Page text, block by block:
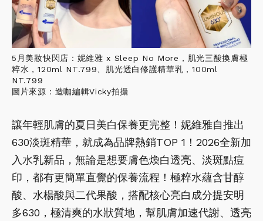
5月美妝快閃店：妮維雅 x Sleep No More，肌光三酸換膚極
粹水，120ml NT.799、肌光透白修護精華乳，100ml
NT.799
圖片來源：造咖編輯Vicky拍攝
讓年輕肌膚的夏日美白保養更完整！妮維雅自推出
630淡斑精華，就成為品牌熱銷TOP 1！2026全新加
入水乳新品，無論是想要膚色煥白透亮、淡斑點痘
印，都有更簡單直覺的保養流程！極粹水蘊含甘醇
酸、水楊酸與二代果酸，搭配核心亮白成分提安明
多630，極清爽的水狀質地，幫肌膚加速代謝、透亮